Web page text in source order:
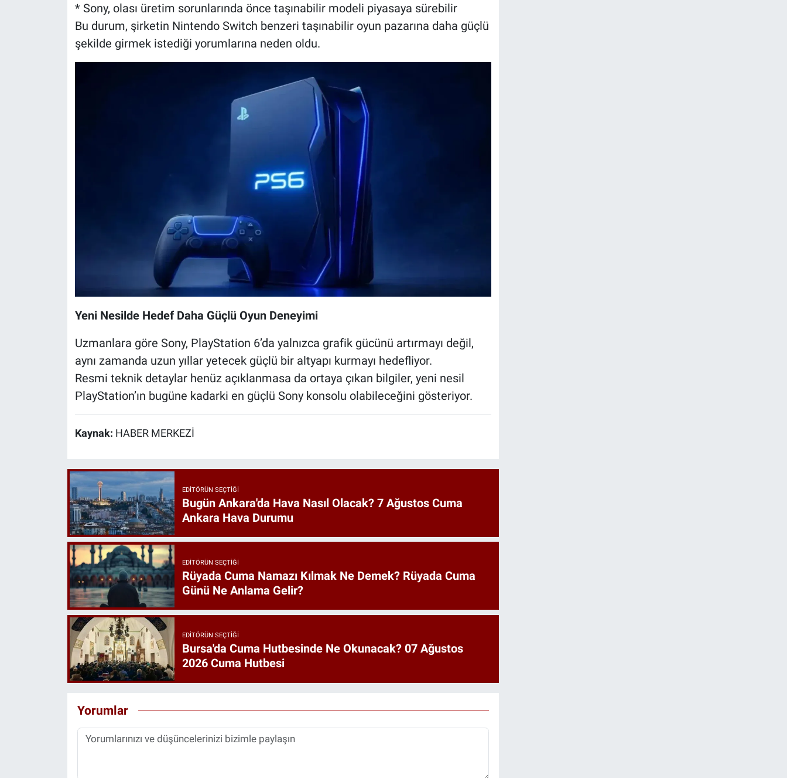
* Sony, olası üretim sorunlarında önce taşınabilir modeli piyasaya sürebilir
Bu durum, şirketin Nintendo Switch benzeri taşınabilir oyun pazarına daha güçlü
şekilde girmek istediği yorumlarına neden oldu.
Yeni Nesilde Hedef Daha Güçlü Oyun Deneyimi
Uzmanlara göre Sony, PlayStation 6’da yalnızca grafik gücünü artırmayı değil,
aynı zamanda uzun yıllar yetecek güçlü bir altyapı kurmayı hedefliyor.
Resmi teknik detaylar henüz açıklanmasa da ortaya çıkan bilgiler, yeni nesil
PlayStation’ın bugüne kadarki en güçlü Sony konsolu olabileceğini gösteriyor.
Kaynak: HABER MERKEZİ
EDITÖRÜN SEÇTIĞI
Bugün Ankara'da Hava Nasıl Olacak? 7 Ağustos Cuma
Ankara Hava Durumu
EDITÖRÜN SEÇTIĞI
Rüyada Cuma Namazı Kılmak Ne Demek? Rüyada Cuma
Günü Ne Anlama Gelir?
EDITÖRÜN SEÇTIĞI
Bursa'da Cuma Hutbesinde Ne Okunacak? 07 Ağustos
2026 Cuma Hutbesi
Yorumlar